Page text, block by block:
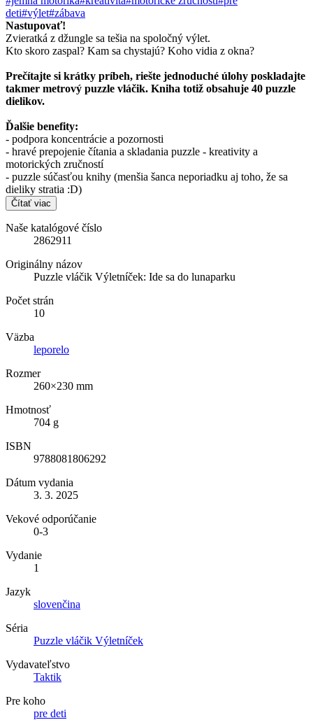
deti#výlet#zábava
Nastupovať!
Zvieratká z džungle sa tešia na spoločný výlet.
Kto skoro zaspal? Kam sa chystajú? Koho vidia z okna?
Prečítajte si krátky príbeh, riešte jednoduché úlohy poskladajte
takmer metrový puzzle vláčik. Kniha totiž obsahuje 40 puzzle
dielikov.
Ďalšie benefity:
- podpora koncentrácie a pozornosti
- hravé prepojenie čítania a skladania puzzle - kreativity a
motorických zručností
- puzzle súčasťou knihy (menšia šanca neporiadku aj toho, že sa
dieliky stratia :D)
Čítať viac
Naše katalógové číslo
2862911
Originálny názov
Puzzle vláčik Výletníček: Ide sa do lunaparku
Počet strán
10
Väzba
leporelo
Rozmer
260×230 mm
Hmotnosť
704 g
ISBN
9788081806292
Dátum vydania
3. 3. 2025
Vekové odporúčanie
0-3
Vydanie
1
Jazyk
slovenčina
Séria
Puzzle vláčik Výletníček
Vydavateľstvo
Taktik
Pre koho
pre deti